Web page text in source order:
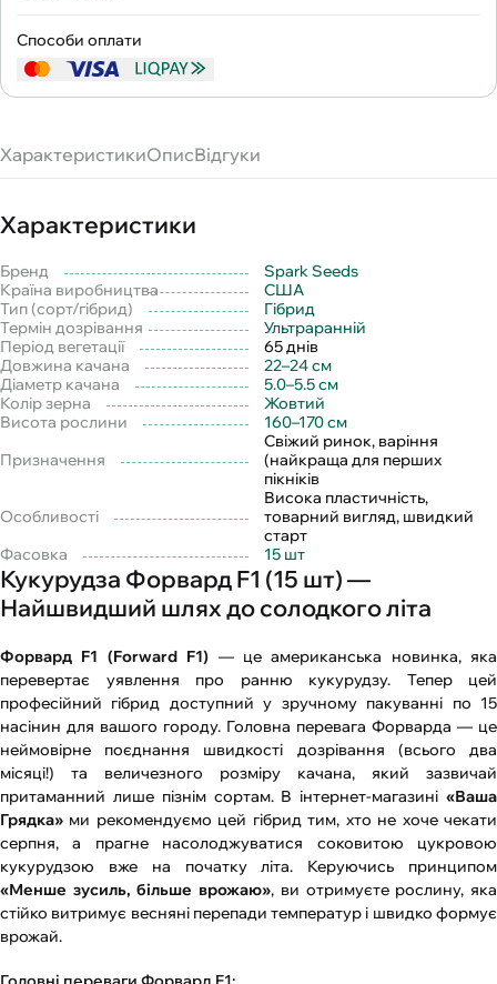
Способи оплати
ХарактеристикиОписВідгуки
Характеристики
Бренд
Spark Seeds
Країна виробництва
США
Тип (сорт/гібрид)
Гібрид
Термін дозрівання
Ультраранній
Період вегетації
65 днів
Довжина качана
22–24 см
Діаметр качана
5.0–5.5 см
Колір зерна
Жовтий
Висота рослини
160–170 см
Призначення
Свіжий ринок, варіння
(найкраща для перших
пікніків
Особливості
Висока пластичність,
товарний вигляд, швидкий
старт
Фасовка
15 шт
Кукурудза Форвард F1 (15 шт) —
Найшвидший шлях до солодкого літа
Форвард F1 (Forward F1) — це американська новинка, яка
перевертає уявлення про ранню кукурудзу. Тепер цей
професійний гібрид доступний у зручному пакуванні по 15
насінин для вашого городу. Головна перевага Форварда — це
неймовірне поєднання швидкості дозрівання (всього два
місяці!) та величезного розміру качана, який зазвичай
притаманний лише пізнім сортам. В інтернет-магазині «Ваша
Грядка» ми рекомендуємо цей гібрид тим, хто не хоче чекати
серпня, а прагне насолоджуватися соковитою цукровою
кукурудзою вже на початку літа. Керуючись принципом
«Менше зусиль, більше врожаю», ви отримуєте рослину, яка
стійко витримує весняні перепади температур і швидко формує
врожай.